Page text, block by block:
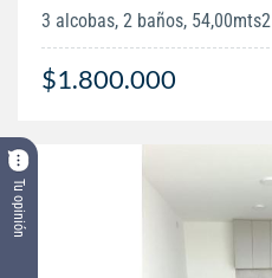
Tu opinión
3 alcobas, 2 baños, 54,00mts2
$1.800.000